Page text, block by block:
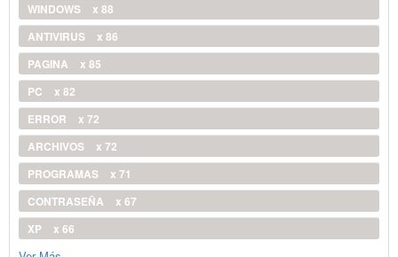
WINDOWS
x 88
ANTIVIRUS
x 86
PAGINA
x 85
PC
x 82
ERROR
x 72
ARCHIVOS
x 72
PROGRAMAS
x 71
CONTRASEÑA
x 67
XP
x 66